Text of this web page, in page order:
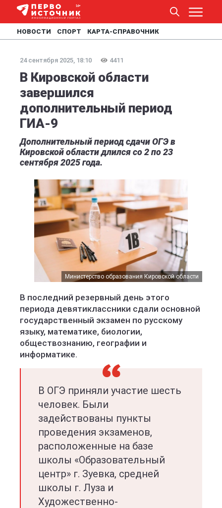
НОВОСТИ СПОРТ КАРТА-СПРАВОЧНИК
24 сентября 2025, 18:10 4411
В Кировской области
завершился
дополнительный период
ГИА-9
Дополнительный период сдачи ОГЭ в
Кировской области длился со 2 по 23
сентября 2025 года.
Министерство образования Кировской области
В последний резервный день этого
периода девятиклассники сдали основной
государственный экзамен по русскому
языку, математике, биологии,
обществознанию, географии и
информатике.
В ОГЭ приняли участие шесть
человек. Были
задействованы пункты
проведения экзаменов,
расположенные на базе
школы «Образовательный
центр» г. Зуевка, средней
школы г. Луза и
Художественно-